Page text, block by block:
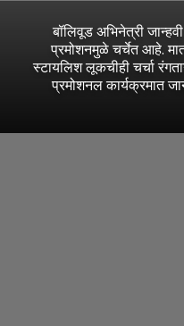
बॉलिवूड अभिनेत्री
प्रमोशनमुळे चर्चेत आहे.
स्टायलिश लूकचीही चर्चा
प्रमोशनल कार्यक्रमात